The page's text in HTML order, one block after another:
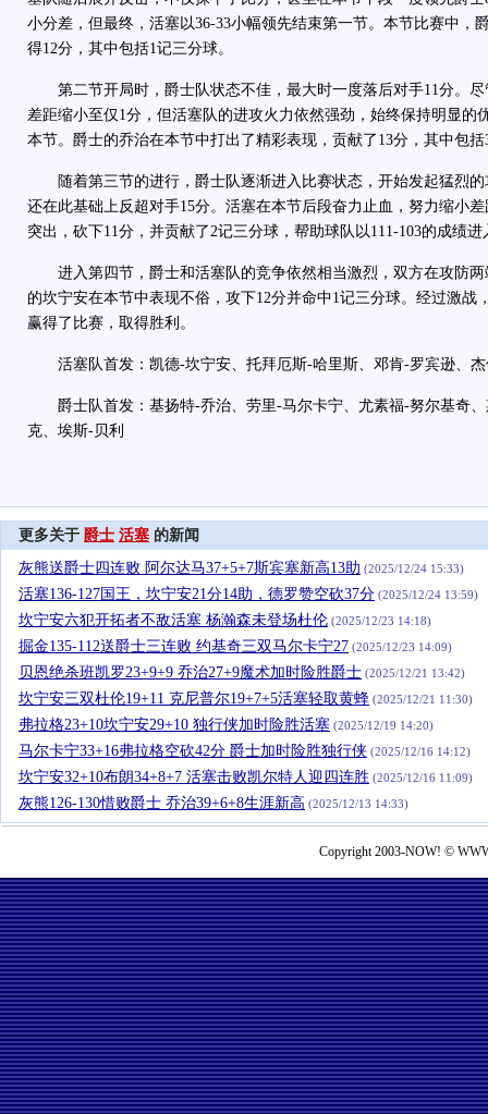
小分差，但最终，活塞以36-33小幅领先结束第一节。本节比赛中，
得12分，其中包括1记三分球。
第二节开局时，爵士队状态不佳，最大时一度落后对手11分。尽
差距缩小至仅1分，但活塞队的进攻火力依然强劲，始终保持明显的
本节。爵士的乔治在本节中打出了精彩表现，贡献了13分，其中包
随着第三节的进行，爵士队逐渐进入比赛状态，开始发起猛烈的
还在此基础上反超对手15分。活塞在本节后段奋力止血，努力缩小
突出，砍下11分，并贡献了2记三分球，帮助球队以111-103的成绩
进入第四节，爵士和活塞队的竞争依然相当激烈，双方在攻防两
的坎宁安在本节中表现不俗，攻下12分并命中1记三分球。经过激战
赢得了比赛，取得胜利。
活塞队首发：凯德-坎宁安、托拜厄斯-哈里斯、邓肯-罗宾逊、杰
爵士队首发：基扬特-乔治、劳里-马尔卡宁、尤素福-努尔基奇、
克、埃斯-贝利
更多关于 爵士 活塞 的新闻
灰熊送爵士四连败 阿尔达马37+5+7斯宾塞新高13助 (2025/12/24 15:33)
活塞136-127国王，坎宁安21分14助，德罗赞空砍37分 (2025/12/24 13:59)
坎宁安六犯开拓者不敌活塞 杨瀚森未登场杜伦 (2025/12/23 14:18)
掘金135-112送爵士三连败 约基奇三双马尔卡宁27 (2025/12/23 14:09)
贝恩绝杀班凯罗23+9+9 乔治27+9魔术加时险胜爵士 (2025/12/21 13:42)
坎宁安三双杜伦19+11 克尼普尔19+7+5活塞轻取黄蜂 (2025/12/21 11:30)
弗拉格23+10坎宁安29+10 独行侠加时险胜活塞 (2025/12/19 14:20)
马尔卡宁33+16弗拉格空砍42分 爵士加时险胜独行侠 (2025/12/16 14:12)
坎宁安32+10布朗34+8+7 活塞击败凯尔特人迎四连胜 (2025/12/16 11:09)
灰熊126-130惜败爵士 乔治39+6+8生涯新高 (2025/12/13 14:33)
Copyright 2003-NOW! ©